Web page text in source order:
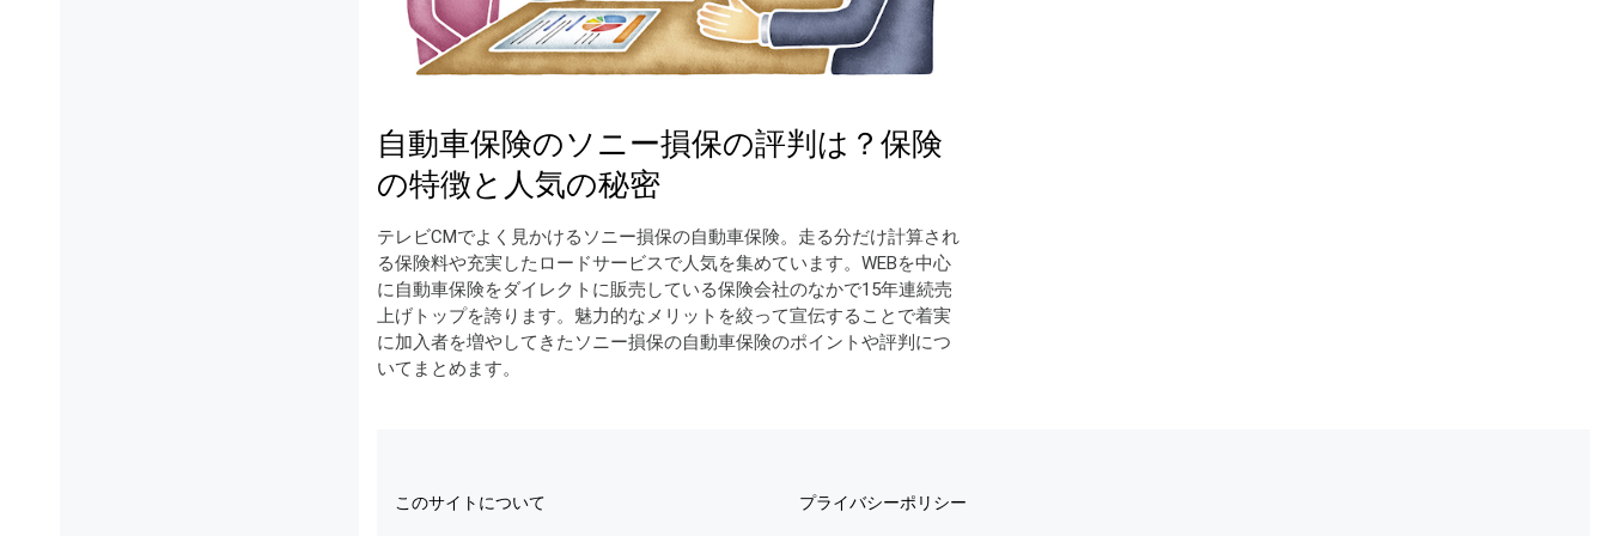
自動車保険のソニー損保の評判は？保険
の特徴と人気の秘密
テレビCMでよく見かけるソニー損保の自動車保険。走る分だけ計算され
る保険料や充実したロードサービスで人気を集めています。WEBを中心
に自動車保険をダイレクトに販売している保険会社のなかで15年連続売
上げトップを誇ります。魅力的なメリットを絞って宣伝することで着実
に加入者を増やしてきたソニー損保の自動車保険のポイントや評判につ
いてまとめます。
このサイトについて プライバシーポリシー